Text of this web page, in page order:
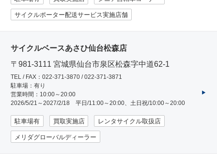
サイクルベースあさひ公式アプリ
ネットで注文、お店で受取り
アウトレット
自転車修理工賃
サイクルポーター配送サービス実施店舗
サイクルベースあさひ仙台松森店
〒981-3111 宮城県仙台市泉区松森字中道62-1
TEL / FAX：022-371-3870 / 022-371-3871
駐車場：有り
営業時間：10:00～20:00
2026/5/21～2027/2/18 平日/11:00～20:00、土日祝/10:00～20:00
駐車場有 買取実施店 レンタサイクル取扱店
メリダグローバルディーラー